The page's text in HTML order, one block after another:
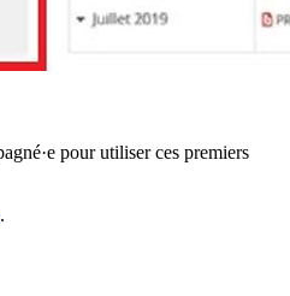
pour utiliser ces premiers
.